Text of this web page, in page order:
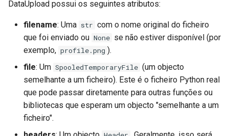
DataUpload possui os seguintes atributos:
filename: Uma str com o nome original do ficheiro
que foi enviado ou None se não estiver disponível (por
exemplo, profile.png ).
file: Um SpooledTemporaryFile (um objecto
semelhante a um ficheiro). Este é o ficheiro Python real
que pode passar diretamente para outras funções ou
bibliotecas que esperam um objecto "semelhante a um
ficheiro".